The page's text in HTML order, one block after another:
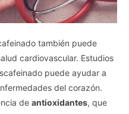
también puede
cardiovascular. Estudios
puede ayudar a
del corazón.
de antioxidantes, que